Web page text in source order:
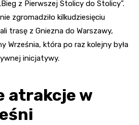
z Pierwszej Stolicy do Stolicy”.
zgromadziło kilkudziesięciu
trasę z Gniezna do Warszawy,
Września, która po raz kolejny była
inicjatywy.
atrakcje w